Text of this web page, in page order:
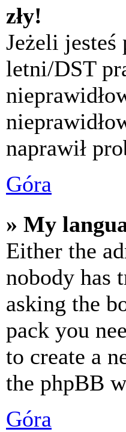
zły!
Jeżeli jesteś
letni/DST
naprawił
Góra
» My
Either the
nobody has
asking the
pack you
to create a
the phpBB
Góra